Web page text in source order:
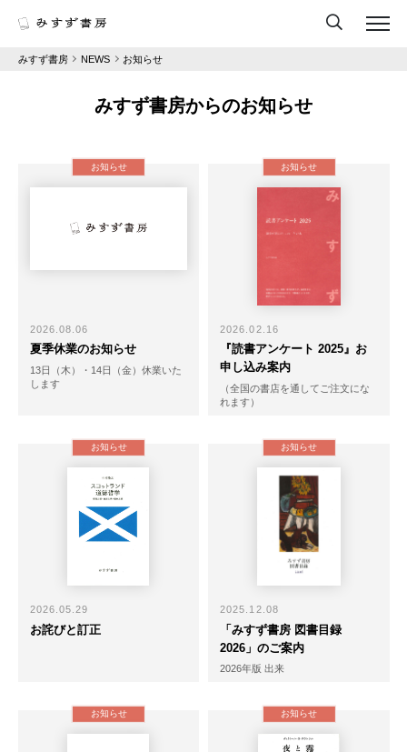
みすず書房 NEWS お知らせ
みすず書房からのお知らせ
お知らせ
2026.08.06
夏季休業のお知らせ
13日（木）・14日（金）休業いた
します
お知らせ
2026.02.16
『読書アンケート 2025』お
申し込み案内
（全国の書店を通してご注文にな
れます）
お知らせ
2026.05.29
お詫びと訂正
お知らせ
2025.12.08
「みすず書房 図書目録
2026」のご案内
2026年版 出来
お知らせ お知らせ